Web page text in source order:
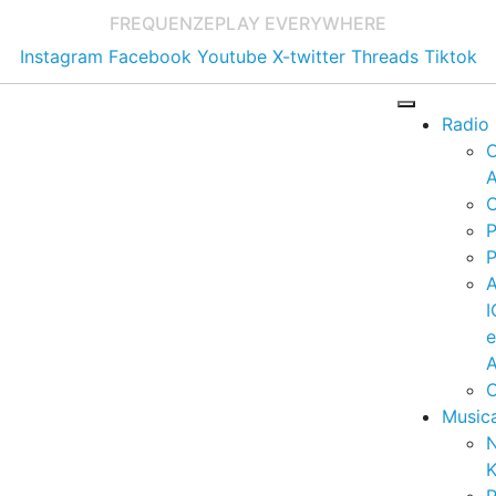
FREQUENZEPLAY EVERYWHERE
Instagram Facebook Youtube X-twitter Threads Tiktok
Radio
e